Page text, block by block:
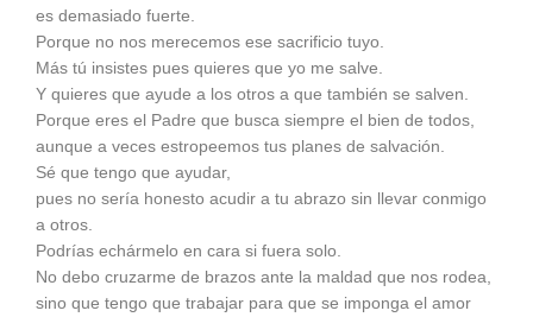
es demasiado fuerte.
Porque no nos merecemos ese sacrificio tuyo.
Más tú insistes pues quieres que yo me salve.
Y quieres que ayude a los otros a que también se salven.
Porque eres el Padre que busca siempre el bien de todos,
aunque a veces estropeemos tus planes de salvación.
Sé que tengo que ayudar,
pues no sería honesto acudir a tu abrazo sin llevar conmigo
a otros.
Podrías echármelo en cara si fuera solo.
No debo cruzarme de brazos ante la maldad que nos rodea,
sino que tengo que trabajar para que se imponga el amor